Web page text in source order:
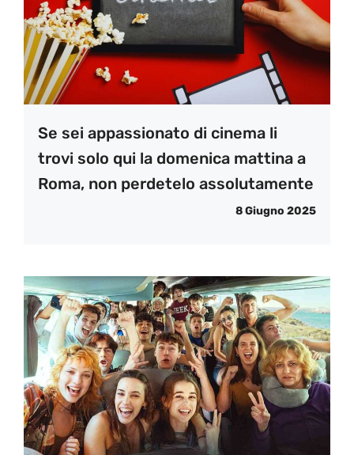
Se sei appassionato di cinema li
trovi solo qui la domenica mattina a
Roma, non perdetelo assolutamente
8 Giugno 2025